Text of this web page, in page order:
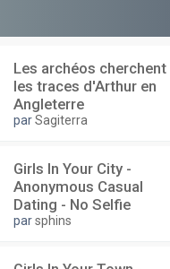
Les archéos cherchent
les traces d'Arthur en
Angleterre
parSagiterra
Girls In Your City -
Anonymous Casual
Dating - No Selfie
parsphins